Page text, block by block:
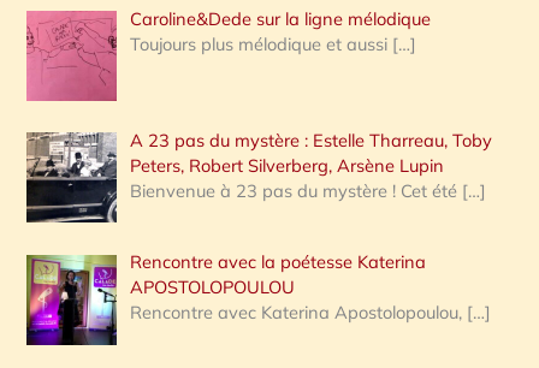
Caroline&Dede sur la ligne mélodique
Toujours plus mélodique et aussi […]
A 23 pas du mystère : Estelle Tharreau, Toby
Peters, Robert Silverberg, Arsène Lupin
Bienvenue à 23 pas du mystère ! Cet été […]
Rencontre avec la poétesse Katerina
APOSTOLOPOULOU
Rencontre avec Katerina Apostolopoulou, […]